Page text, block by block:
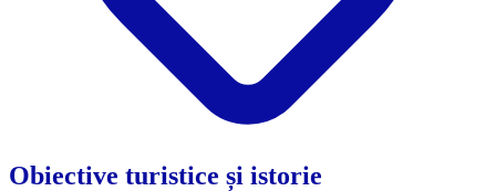
Obiective turistice și istorie